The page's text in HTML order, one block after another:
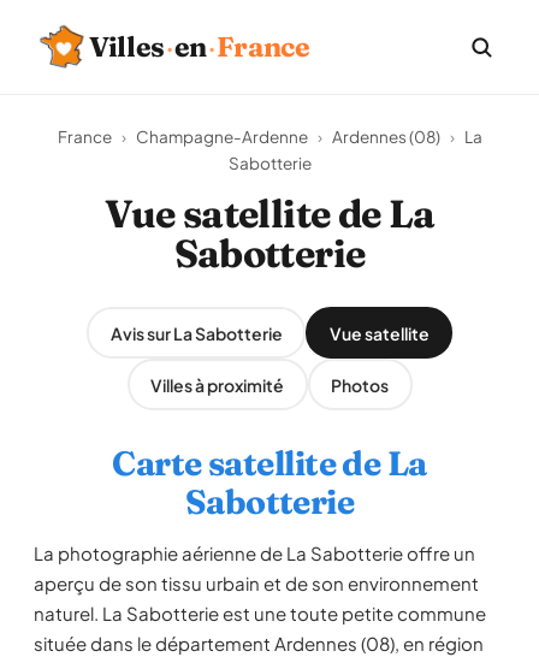
Villes·en·France
France › Champagne-Ardenne › Ardennes (08) › La
Sabotterie
Vue satellite de La
Sabotterie
Avis sur La Sabotterie Vue satellite
Villes à proximité Photos
Carte satellite de La
Sabotterie
La photographie aérienne de La Sabotterie offre un
aperçu de son tissu urbain et de son environnement
naturel. La Sabotterie est une toute petite commune
située dans le département Ardennes (08), en région